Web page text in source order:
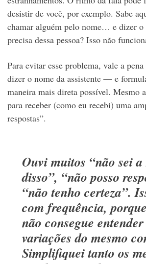
desistir de você, por exemplo. Sabe
chamar alguém pelo nome… e dizer o
precisa dessa pessoa? Isso não
Para evitar esse problema, vale a pena
dizer o nome da assistente — e
maneira mais direta possível. Mesmo
para receber (como eu recebi) uma
respostas”.
Ouvi muitos “não sei a
disso”, “não posso
“não tenho certeza”.
com frequência,
não consegue
variações do mesmo
Simplifiquei tanto os